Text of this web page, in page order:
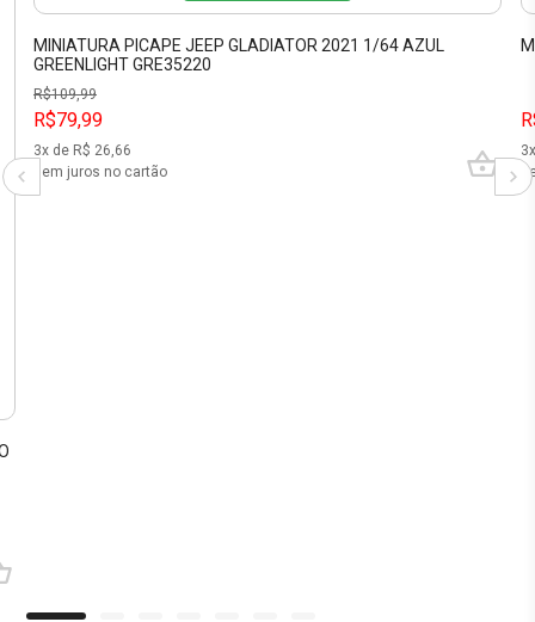
MINIATURA PICAPE JEEP GLADIATOR 2021 1/64 AZUL
GREENLIGHT GRE35220
R$109,99
R$79,99
3x de R$ 26,66
sem juros no cartão
3